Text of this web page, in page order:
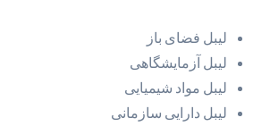
لیبل فضای باز
لیبل آزمایشگاهی
لیبل مواد شیمیایی
لیبل دارایی سازمانی